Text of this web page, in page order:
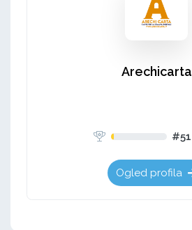
Arechicarta
#51
Ogled profila